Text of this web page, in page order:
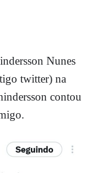
Nunes
twitter) na
contou